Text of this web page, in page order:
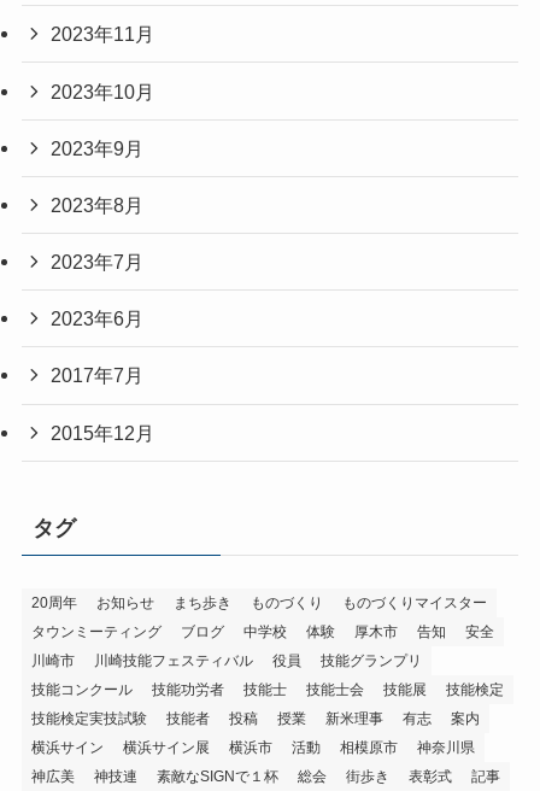
2023年11月
2023年10月
2023年9月
2023年8月
2023年7月
2023年6月
2017年7月
2015年12月
タグ
20周年 お知らせ まち歩き ものづくり
ものづくりマイスター
タウンミーティング
ブログ 中学校 体験 厚木市 告知
安全
川崎市
川崎技能フェスティバル 役員
技能グランプリ
技能コンクール
技能功労者 技能士 技能士会 技能展
技能検定
技能検定実技試験
技能者 投稿 授業 新米理事 有志
案内
横浜サイン
横浜サイン展 横浜市 活動 相模原市
神奈川県
神広美
神技連 素敵なSIGNで１杯 総会 街歩き 表彰式
記事